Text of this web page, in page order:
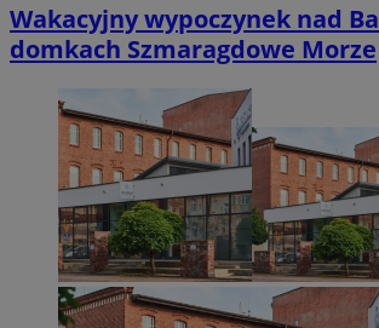
Wakacyjny wypoczynek nad
domkach Szmaragdowe Morze
Niezbędne Wydajność
Niezbędne pliki cookie umożliwiają
takich jak logowanie użytkownika i
można prawidłowo korzystać ze strony